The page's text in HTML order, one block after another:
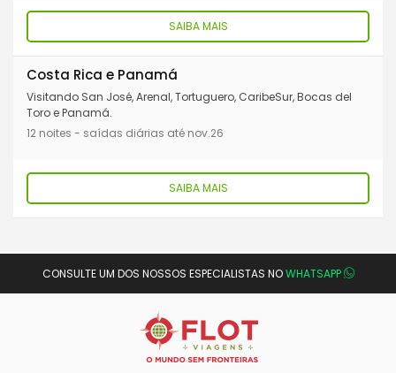
SAIBA MAIS
Costa Rica e Panamá
Visitando San José, Arenal, Tortuguero, CaribeSur, Bocas del
Toro e Panamá.
12 noites - saídas diárias até nov.26
SAIBA MAIS
CONSULTE UM DOS NOSSOS ESPECIALISTAS NOWHATSAPP